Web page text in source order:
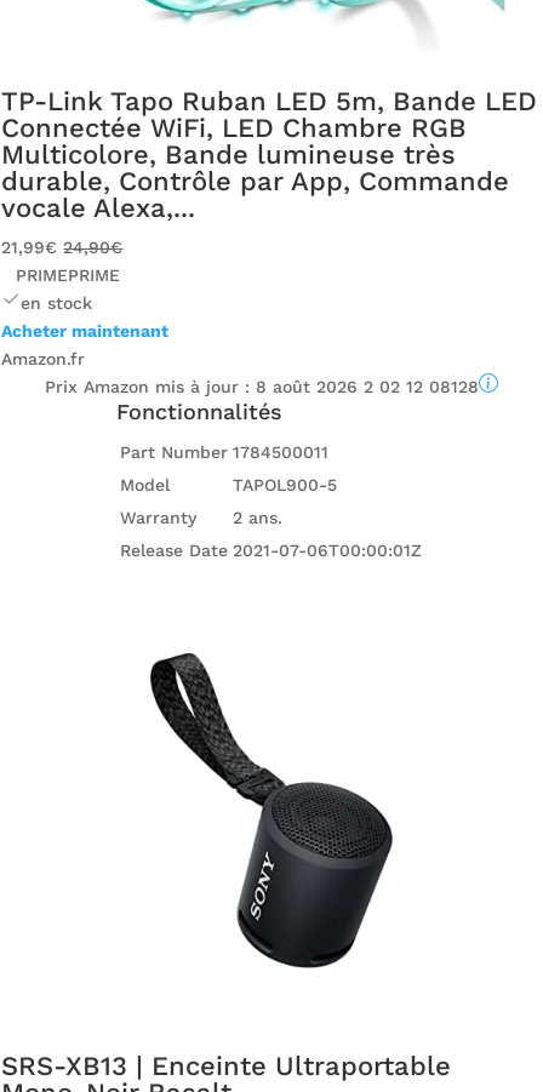
TP-Link Tapo Ruban LED 5m, Bande LED
Connectée WiFi, LED Chambre RGB
Multicolore, Bande lumineuse très
durable, Contrôle par App, Commande
vocale Alexa,...
21,99€24,90€
PRIMEPRIME
en stock
Acheter maintenant
Amazon.fr
Prix ​​Amazon mis à jour : 8 août 2026 2 02 12 08128
Fonctionnalités
Part Number 1784500011
Model
TAPOL900-5
Warranty
2 ans.
Release Date 2021-07-06T00:00:01Z
SRS-XB13 | Enceinte Ultraportable